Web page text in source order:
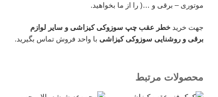
موتوری – برقی و …( را از ما بخواهید.
جهت خرید خطر عقب چپ سوزوکی کیزاشی و سایر لوازم
برقی و روشنایی سوزوکی کیزاشی با واحد فروش تماس بگیرید.
محصولات مرتبط